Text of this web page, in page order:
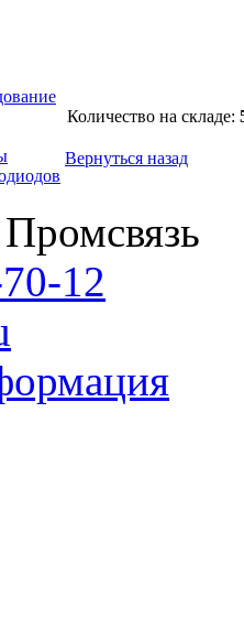
Количество на складе:
Вернуться назад
12